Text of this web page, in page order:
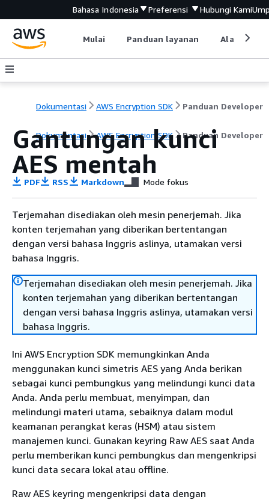
Bahasa Indonesia Preferensi Hubungi Kami
Mulai Panduan layanan Alat
Dokumentasi AWS Encryption SDK Panduan Developer
Dokumentasi AWS Encryption SDK Panduan Developer
Gantungan kunci
AES mentah
PDF RSS Markdown Mode fokus
Terjemahan disediakan oleh mesin penerjemah. Jika
konten terjemahan yang diberikan bertentangan
dengan versi bahasa Inggris aslinya, utamakan versi
bahasa Inggris.
Terjemahan disediakan oleh mesin penerjemah. Jika
konten terjemahan yang diberikan bertentangan
dengan versi bahasa Inggris aslinya, utamakan versi
bahasa Inggris.
Ini AWS Encryption SDK memungkinkan Anda
menggunakan kunci simetris AES yang Anda berikan
sebagai kunci pembungkus yang melindungi kunci data
Anda. Anda perlu membuat, menyimpan, dan
melindungi materi utama, sebaiknya dalam modul
keamanan perangkat keras (HSM) atau sistem
manajemen kunci. Gunakan keyring Raw AES saat Anda
perlu memberikan kunci pembungkus dan mengenkripsi
kunci data secara lokal atau offline.
Raw AES keyring mengenkripsi data dengan